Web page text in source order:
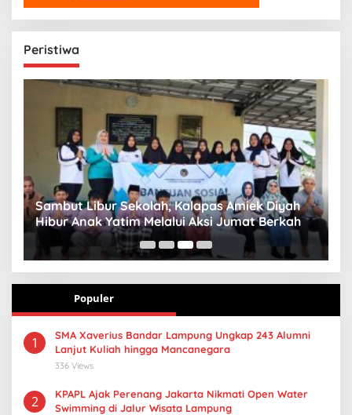
Peristiwa
Sambut Libur Sekolah, Kalapas Amiek Diyah
Hibur Anak Yatim Melalui Aksi Jumat Berkah
Populer
1
SMA Xaverius Bandar Lampung Ungkap 243 Alumni
Lanjut Kuliah hingga Mancanegara
336 Views
2
KPAPL Ajak Perenang Jakarta Nikmati Open Water
Swimming di Jalur Wisata Lampung